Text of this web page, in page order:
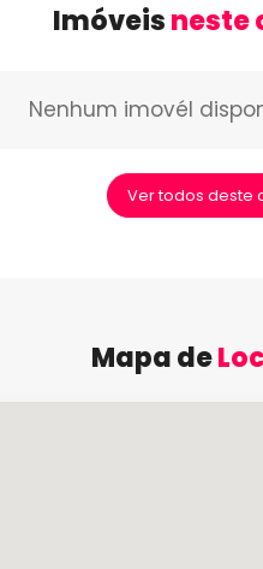
Imóveisneste
Nenhum imovél
Ver todos deste
Mapa de